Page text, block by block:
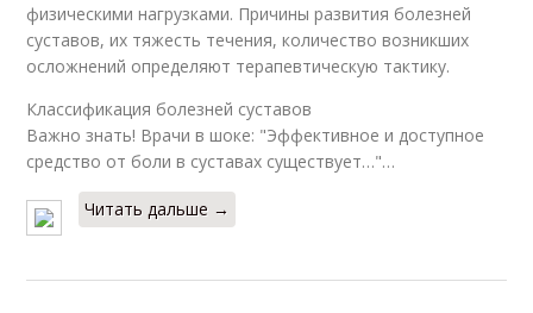
физическими нагрузками. Причины развития болезней
суставов, их тяжесть течения, количество возникших
осложнений определяют терапевтическую тактику.
Классификация болезней суставов
Важно знать! Врачи в шоке: "Эффективное и доступное
средство от боли в суставах существует…"…
Читать дальше →